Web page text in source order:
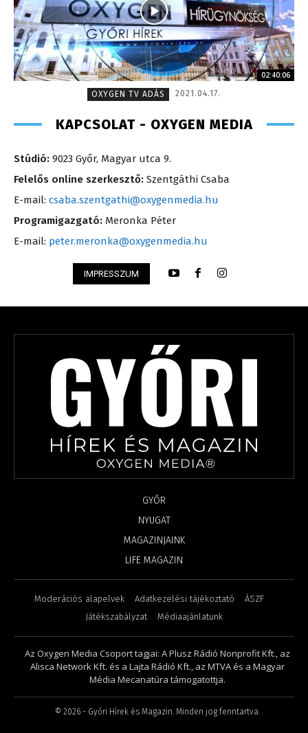
02:40:06
OXYGEN TV ADÁS
2021.04.17.
KAPCSOLAT - OXYGEN MEDIA
Stúdió: 9023 Győr, Magyar utca 9.
Felelős online szerkesztő: Szentgáthi Csaba
E-mail: csaba.szentgathi@oxygenmedia.hu
Programigazgató: Meronka Péter
E-mail: peter.meronka@oxygenmedia.hu
IMPRESSZUM
GYŐR
NYUGAT
MAGAZINJAINK
LIFE MAGAZIN
Moderációs alapelvek Adatkezelési tájékoztató
ÁSZF
Játékszabályzat
Médiaajánlatunk
Az Oxygen Media Csoport tagjai: A Plusz Rádió Nonprofit Kft., az
Alisca Network Kft. és a Lajta Rádió Kft., az MTVA és a Magyar
Média Mecanatúra támogatottja.
© 2026 - Győri Hírek és Magazin. Minden jog fenntartva.